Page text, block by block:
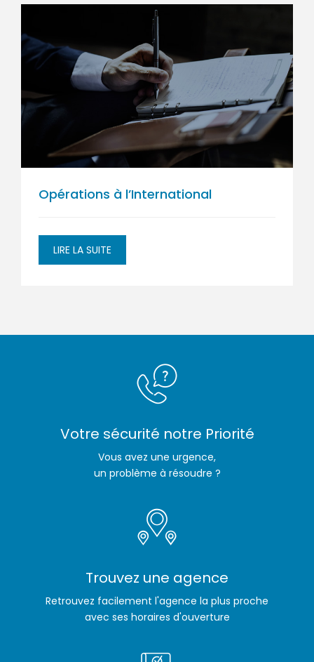
Opérations à l’International
LIRE LA SUITE
Votre sécurité notre Priorité
Vous avez une urgence,
un problème à résoudre ?
Trouvez une agence
Retrouvez facilement l'agence la plus proche
avec ses horaires d'ouverture